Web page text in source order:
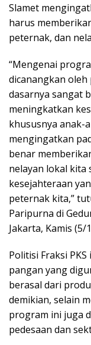
Slamet
harus
peternak, dan
“Mengenai
dicanangkan
dasarnya sangat
meningkatkan
khususnya anak-
mengingatkan
benar
nelayan lokal kita
kesejahteraan
peternak kita,”
Paripurna di
Jakarta, Kamis (5/
Politisi Fraksi
pangan yang
berasal dari
demikian, selain
program ini juga
pedesaan dan